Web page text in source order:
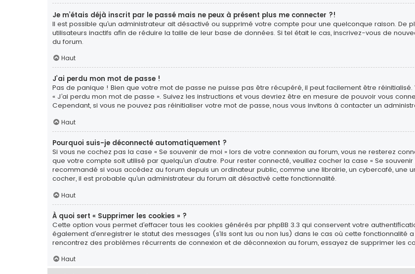
Je m’étais déjà inscrit par le passé mais ne peux à présent plus me connecter ?!
Il est possible qu’un administrateur ait désactivé ou supprimé votre compte pour une quelconque raison. De
utilisateurs inactifs afin de réduire la taille de leur base de données. Si tel était le cas, inscrivez-vous de
du forum.
Haut
J’ai perdu mon mot de passe !
Pas de panique ! Bien que votre mot de passe ne puisse pas être récupéré, il peut facilement être
« J’ai perdu mon mot de passe ». Suivez les instructions et vous devriez être en mesure de pouvoir vous
Cependant, si vous ne pouvez pas réinitialiser votre mot de passe, nous vous invitons à contacter un
Haut
Pourquoi suis-je déconnecté automatiquement ?
Si vous ne cochez pas la case « Se souvenir de moi » lors de votre connexion au forum, vous ne resterez
que votre compte soit utilisé par quelqu’un d’autre. Pour rester connecté, veuillez cocher la case « Se
recommandé si vous accédez au forum depuis un ordinateur public, comme une librairie, un cybercafé, une
cocher, il est probable qu’un administrateur du forum ait désactivé cette fonctionnalité.
Haut
À quoi sert « Supprimer les cookies » ?
Cette option vous permet d’effacer tous les cookies générés par phpBB 3.3 qui conservent votre
également d’enregistrer le statut des messages (s’ils sont lus ou non lus) dans le cas où cette fonctionnalité
rencontrez des problèmes récurrents de connexion et de déconnexion au forum, essayez de supprimer les
Haut